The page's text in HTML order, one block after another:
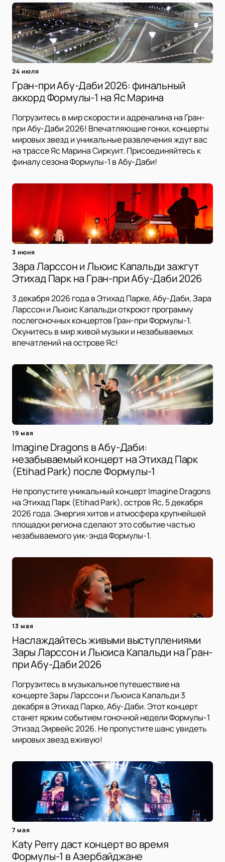
24 июля
Гран-при Абу-Даби 2026: финальный
аккорд Формулы-1 на Яс Марина
Погрузитесь в мир скорости и адреналина на Гран-
при Абу-Даби 2026! Впечатляющие гонки, концерты
мировых звезд и уникальные развлечения ждут вас
на трассе Яс Марина Сиркуит. Присоединяйтесь к
финалу сезона Формулы-1 в Абу-Даби!
3 июня
Зара Ларссон и Льюис Капальди зажгут
Этихад Парк на Гран-при Абу-Даби 2026
3 декабря 2026 года в Этихад Парке, Абу-Даби, Зара
Ларссон и Льюис Капальди откроют программу
послегоночных концертов Гран-при Формулы-1.
Окунитесь в мир живой музыки и незабываемых
впечатлений на острове Яс!
19 мая
Imagine Dragons в Абу-Даби:
незабываемый концерт на Этихад Парк
(Etihad Park) после Формулы-1
Не пропустите уникальный концерт Imagine Dragons
на Этихад Парк (Etihad Park), остров Яс, 5 декабря
2026 года. Энергия хитов и атмосфера крупнейшей
площадки региона сделают это событие частью
незабываемого уик-энда Формулы-1.
13 мая
Наслаждайтесь живыми выступлениями
Зары Ларссон и Льюиса Капальди на Гран-
при Абу-Даби 2026
Погрузитесь в музыкальное путешествие на
концерте Зары Ларссон и Льюиса Капальди 3
декабря в Этихад Парке, Абу-Даби. Этот концерт
станет ярким событием гоночной недели Формулы-1
Этизад Эирвейс 2026. Не пропустите шанс увидеть
мировых звезд вживую!
7 мая
Katy Perry даст концерт во время
Формулы-1 в Азербайджане